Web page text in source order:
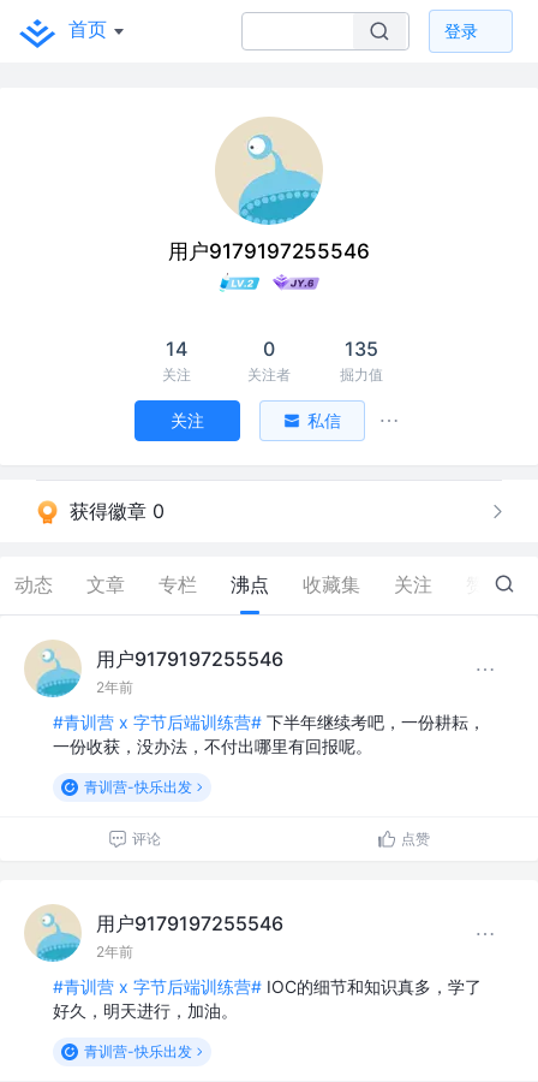
首页 登录
用户9179197255546
14
关注
0
关注者
135
掘力值
关注 私信
获得徽章 0
动态 文章 专栏 沸点 收藏集 关注 50
用户9179197255546
2年前
#青训营 x 字节后端训练营# 下半年继续考吧，一份耕耘，
一份收获，没办法，不付出哪里有回报呢。
青训营-快乐出发
评论 点赞
用户9179197255546
2年前
#青训营 x 字节后端训练营# IOC的细节和知识真多，学了
好久，明天进行，加油。
青训营-快乐出发